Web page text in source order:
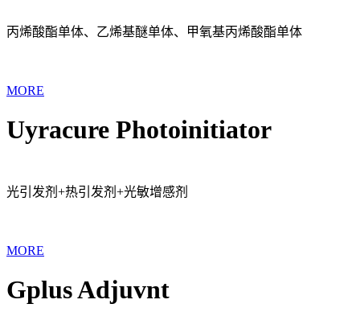
丙烯酸酯单体、乙烯基醚单体、甲氧基丙烯酸酯单体
MORE
Uyracure Photoinitiator
光引发剂+热引发剂+光敏增感剂
MORE
Gplus Adjuvnt